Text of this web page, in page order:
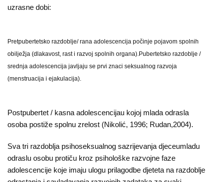
uzrasne dobi:
Pretpubertetsko razdoblje/ rana adolescencija počinje pojavom spolnih
obilježja (dlakavost, rast i razvoj spolnih organa).Pubertetsko razdoblje /
srednja adolescencija javljaju se prvi znaci seksualnog razvoja
(menstruacija i ejakulacija).
Postpubertet / kasna adolescencijau kojoj mlada odrasla
osoba postiže spolnu zrelost (Nikolić, 1996; Rudan,2004).
Sva tri razdoblja psihoseksualnog sazrijevanja djeceumladu
odraslu osobu protiču kroz psihološke razvojne faze
adolescencije koje imaju ulogu prilagodbe djeteta na razdoblje